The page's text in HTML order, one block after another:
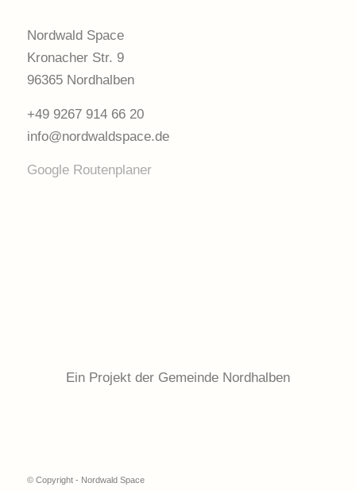
Nordwald Space
Kronacher Str. 9
96365 Nordhalben
+49 9267 914 66 20
info@nordwaldspace.de
Google Routenplaner
Ein Projekt der Gemeinde Nordhalben
© Copyright - Nordwald Space